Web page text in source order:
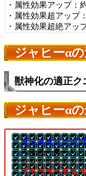
・属性効果アップ：
・属性効果超アップ
・属性効果超絶アッ
ジャヒーα
獣神化の適正ク
ジャヒーα
ティルナノーグ
└サポーターと
アビリティによ